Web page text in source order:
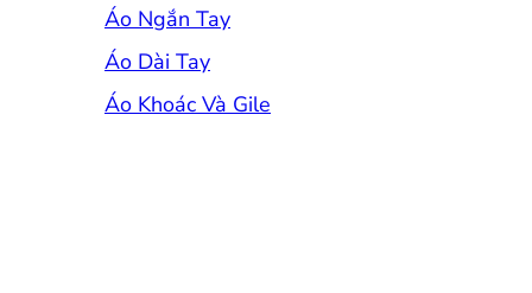
Áo Ngắn Tay
Áo Dài Tay
Áo Khoác Và Gile